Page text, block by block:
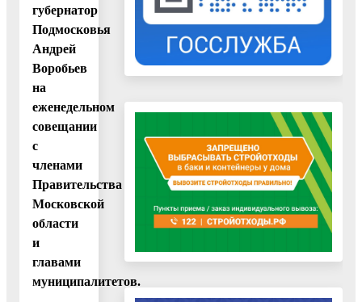
губернатор
Подмосковья
Андрей
Воробьев
на
еженедельном
совещании
с
членами
Правительства
Московской
области
и
главами
муниципалитетов.